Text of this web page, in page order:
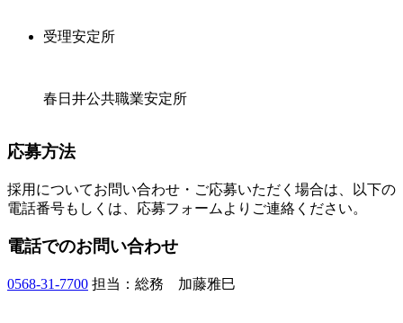
受理安定所
春日井公共職業安定所
応募方法
採用についてお問い合わせ・ご応募いただく場合は、以下の
電話番号もしくは、応募フォームよりご連絡ください。
電話でのお問い合わせ
0568-31-7700 担当：総務 加藤雅巳